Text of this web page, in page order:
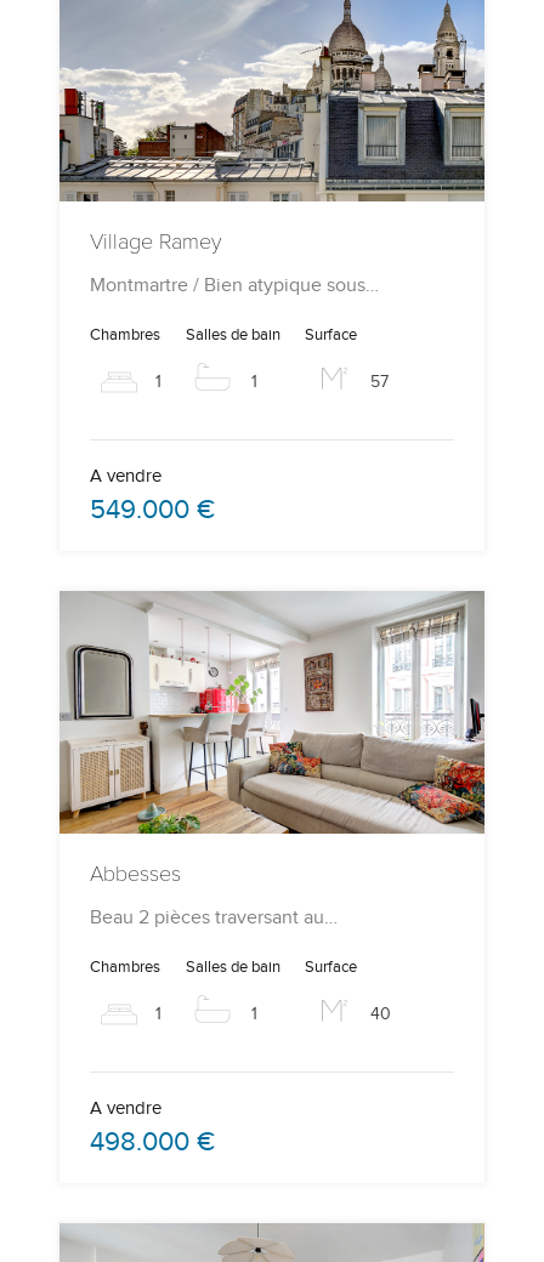
Village Ramey
Montmartre / Bien atypique sous…
Chambres
1
Salles de bain
1
Surface
57
A vendre
549.000 €
Abbesses
Beau 2 pièces traversant au…
Chambres
1
Salles de bain
1
Surface
40
A vendre
498.000 €